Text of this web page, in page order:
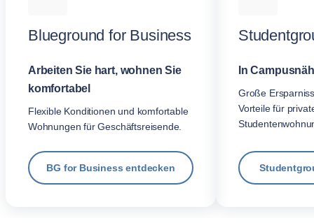
Blueground for Business
Arbeiten Sie hart, wohnen Sie
komfortabel
Flexible Konditionen und komfortable
Wohnungen für Geschäftsreisende.
BG for Business entdecken
In
Große
Vorteile für